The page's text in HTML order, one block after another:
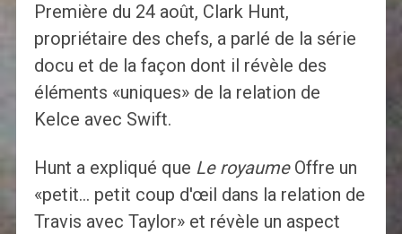
Première du 24 août, Clark Hunt,
propriétaire des chefs, a parlé de la série
docu et de la façon dont il révèle des
éléments «uniques» de la relation de
Kelce avec Swift.
Hunt a expliqué que Le royaumeOffre un
«petit… petit coup d'œil dans la relation de
Travis avec Taylor» et révèle un aspect